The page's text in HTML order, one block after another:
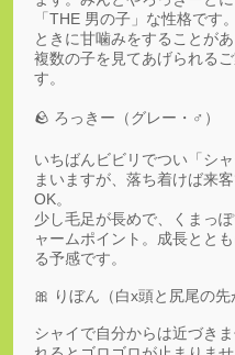
「THE 男の子」な性格です
ときに甘噛みをすることが
複数の子を見てあげられる
す。
🪨 ろっきー（グレー・♂）
いちばんビビリでつい「シ
まいますが、落ち着けば来
OK。
少し毛足が長めで、くまっ
ャームポイント。成長とと
る予感です。
🎀 りぼん（白x頭と尻尾の先
シャイで自分からは近づき